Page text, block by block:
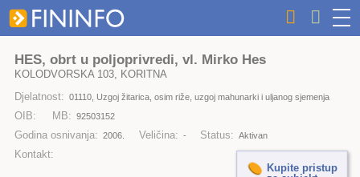
HES, obrt u poljoprivredi, vl. Mirko Hes
KOLODVORSKA 103, KORITNA
Djelatnost: 01110, Uzgoj žitarica, osim riže, uzgoj mahunarki i uljanog sjemenja
OIB: MB: 92503152
Godina osnivanja: 2006. Veličina: - Status: Aktivan
Kontakt:
Kupite pristup